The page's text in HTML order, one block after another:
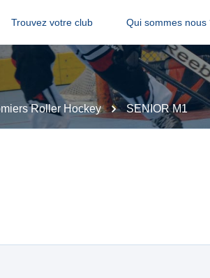
Trouvez votre club Qui sommes nous
Roller Hockey SENIOR M1